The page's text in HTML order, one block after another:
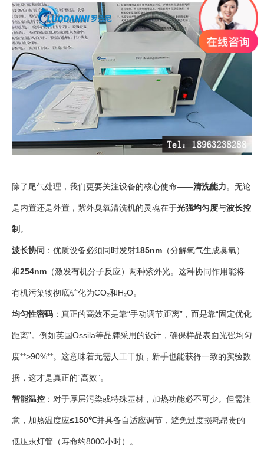
除了尾气处理，我们更要关注设备的核心使命——清洗能力。无论
是内置还是外置，紫外臭氧清洗机的灵魂在于光强均匀度与波长控
制 。
波长协同 ：优质设备必须同时发射185nm （分解氧气生成臭氧）
和254nm （激发有机分子反应）两种紫外光。这种协同作用能将
有机污染物彻底矿化为CO₂和H₂O。
均匀性密码 ：真正的高效不是靠“手动调节距离”，而是靠“固定优化
距离”。例如英国Ossila等品牌采用的设计，确保样品表面光强均匀
度**>90%**。这意味着无需人工干预，新手也能获得一致的实验数
据，这才是真正的“高效”。
智能温控 ：对于厚层污染或特殊基材，加热功能必不可少。但需注
意，加热温度应≤150℃并具备自适应调节，避免过度损耗昂贵的
低压汞灯管（寿命约8000小时）。